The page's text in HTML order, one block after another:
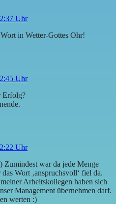
Uhr
in Wetter-Gottes Ohr!
Uhr
Erfolg?
Uhr
Zumindest war da jede Menge
Wort ‚anspruchsvoll‘ fiel da.
Arbeitskollegen haben sich
Management übernehmen darf.
werten :)